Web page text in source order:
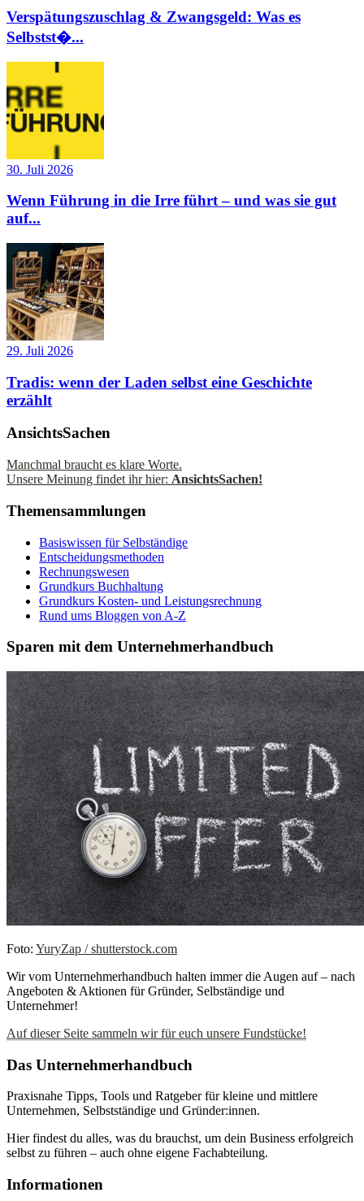
Verspätungszuschlag & Zwangsgeld: Was es
Selbstst�...
30. Juli 2026
Wenn Führung in die Irre führt – und was sie gut
auf...
29. Juli 2026
Tradis: wenn der Laden selbst eine Geschichte
erzählt
AnsichtsSachen
Manchmal braucht es klare Worte.
Unsere Meinung findet ihr hier: AnsichtsSachen!
Themensammlungen
Basiswissen für Selbständige
Entscheidungsmethoden
Rechnungswesen
Grundkurs Buchhaltung
Grundkurs Kosten- und Leistungsrechnung
Rund ums Bloggen von A-Z
Sparen mit dem Unternehmerhandbuch
Foto: YuryZap / shutterstock.com
Wir vom Unternehmerhandbuch halten immer die Augen auf – nach
Angeboten & Aktionen für Gründer, Selbständige und
Unternehmer!
Auf dieser Seite sammeln wir für euch unsere Fundstücke!
Das Unternehmerhandbuch
Praxisnahe Tipps, Tools und Ratgeber für kleine und mittlere
Unternehmen, Selbstständige und Gründer:innen.
Hier findest du alles, was du brauchst, um dein Business erfolgreich
selbst zu führen – auch ohne eigene Fachabteilung.
Informationen